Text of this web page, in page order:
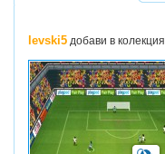
levski5 добави в